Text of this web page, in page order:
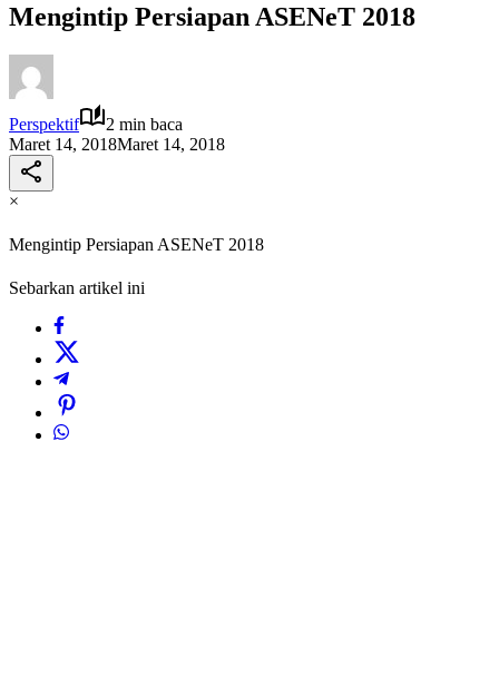
Mengintip Persiapan ASENeT 2018
Perspektif
2 min baca
Maret 14, 2018Maret 14, 2018
×
Mengintip Persiapan ASENeT 2018
Sebarkan artikel ini